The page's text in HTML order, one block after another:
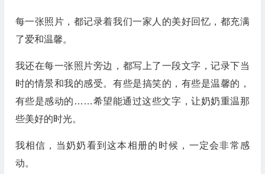
每一张照片，都记录着我们一家人的美好回忆，都充满
了爱和温馨。
我还在每一张照片旁边，都写上了一段文字，记录下当
时的情景和我的感受。有些是搞笑的，有些是温馨的，
有些是感动的……希望能通过这些文字，让奶奶重温那
些美好的时光。
我相信，当奶奶看到这本相册的时候，一定会非常感
动。